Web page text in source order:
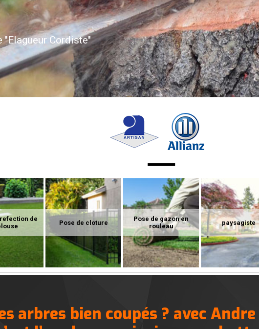
Cordiste"
de
Pose de cloture
Pose de gazon en
rouleau
paysagiste
arbres bien coupés ? avec